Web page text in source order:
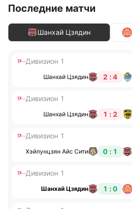
Последние матчи
Шанхай Цзядин
Дивизион 1
Шанхай Цзядин 2 : 4
Дивизион 1
Шанхай Цзядин 1 : 2
Дивизион 1
Хэйлунцзян Айс Сити 0 : 1
Дивизион 1
Шанхай Цзядин 1 : 0